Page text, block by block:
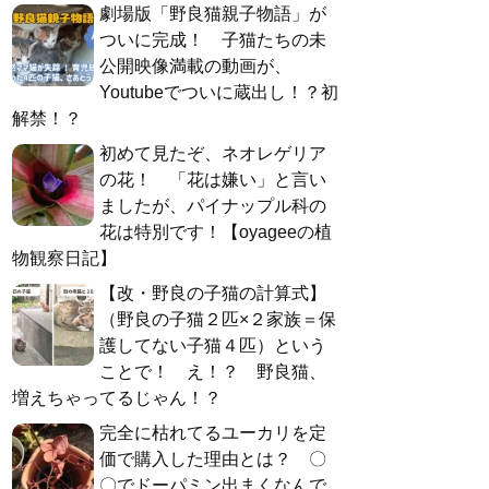
劇場版「野良猫親子物語」が
ついに完成！ 子猫たちの未
公開映像満載の動画が、
Youtubeでついに蔵出し！？初
解禁！？
初めて見たぞ、ネオレゲリア
の花！ 「花は嫌い」と言い
ましたが、パイナップル科の
花は特別です！【oyageeの植
物観察日記】
【改・野良の子猫の計算式】
（野良の子猫２匹×２家族＝保
護してない子猫４匹）という
ことで！ え！？ 野良猫、
増えちゃってるじゃん！？
完全に枯れてるユーカリを定
価で購入した理由とは？ 〇
〇でドーパミン出まくなんで